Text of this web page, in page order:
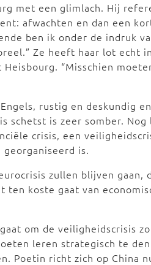
met een glimlach. Hij
afwachten en dan een
ben ik onder de indruk
Ze heeft haar lot echt
“Misschien
rustig en deskundig
schetst is zeer somber. Nog
crisis, een
georganiseerd is.
zullen blijven gaan,
koste gaat van
om de veiligheidscrisis
leren strategisch te
Poetin richt zich op China